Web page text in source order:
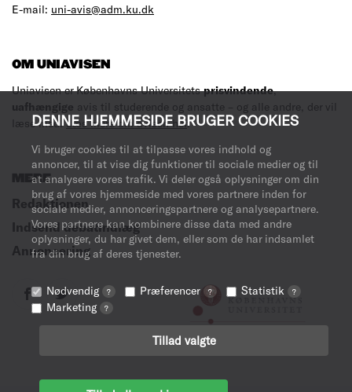
DENNE HJEMMESIDE BRUGER COOKIES
Vi bruger cookies til at tilpasse vores indhold og
annoncer, til at vise dig funktioner til sociale medier og til
at analysere vores trafik. Vi deler også oplysninger om din
brug af vores hjemmeside med vores partnere inden for
sociale medier, annonceringspartnere og analysepartnere.
Vores partnere kan kombinere disse data med andre
oplysninger, du har givet dem, eller som de har indsamlet
fra din brug af deres tjenester.
Nødvendig ? Præferencer ? Statistik ?
Marketing ?
Tillad valgte
E-mail: uni-avis@adm.ku.dk
OM UNIAVISEN
Uniavisen er Københavns Universitetsprisvindende,
uafhængige avis til studerende og ansatte – og alle andre, der vil
læse med.Læs mere om avisen her.
MERE
Redaktionen
Indsend debatindlæg
Annoncering